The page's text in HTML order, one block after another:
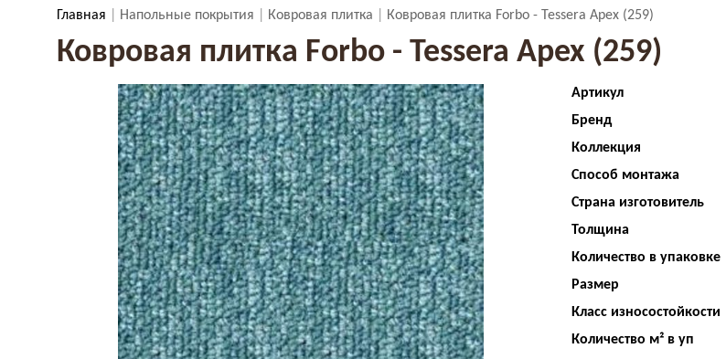
Главная Напольные покрытия Ковровая плитка Ковровая плитка Forbo - Tessera Apex (259)
Ковровая плитка Forbo - Tessera Apex (259)
Артикул
Бренд
Коллекция
Способ монтажа
Страна изготовитель
Толщина
Количество в упаковке
Размер
Класс износостойкости
Количество м² в уп